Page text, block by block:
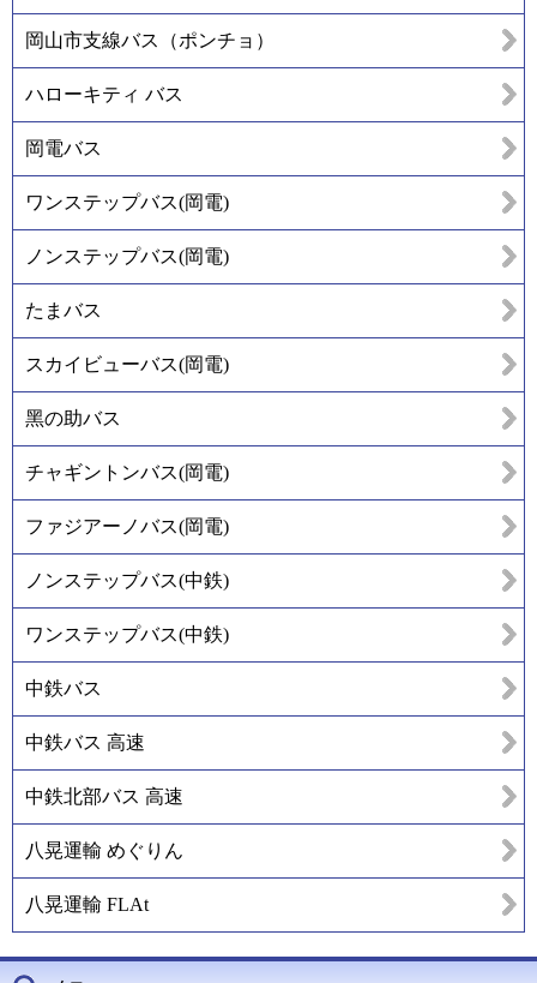
岡山市支線バス（ポンチョ）
ハローキティ バス
岡電バス
ワンステップバス(岡電)
ノンステップバス(岡電)
たまバス
スカイビューバス(岡電)
黑の助バス
チャギントンバス(岡電)
ファジアーノバス(岡電)
ノンステップバス(中鉄)
ワンステップバス(中鉄)
中鉄バス
中鉄バス 高速
中鉄北部バス 高速
八晃運輸 めぐりん
八晃運輸 FLAt